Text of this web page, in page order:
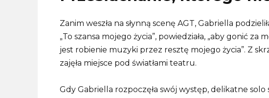
Zanim weszła na słynną scenę AGT, Gabriella
„To szansa mojego życia”, powiedziała, „aby gonić
jest robienie muzyki przez resztę mojego życia”. Z
zajęła miejsce pod światłami teatru.
Gdy Gabriella rozpoczęła swój występ, delikatne solo